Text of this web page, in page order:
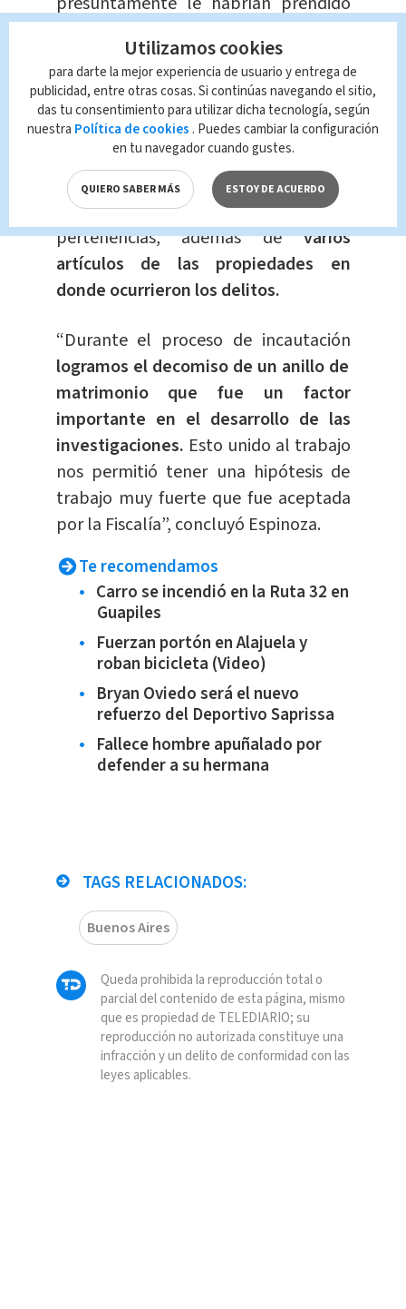
fuego a dos de los cuerpos y ocultado
con plásticos los otros cuatro
cadáveres.
Según la hipótesis policial, al parecer
el móvil de estos asesinatos serían el
robo, debido a que en los tres hechos
las víctimas fueron despojadas de sus
pertenencias, además devarios
artículos de las propiedades en
donde ocurrieron los delitos.
“Durante el proceso de incautación
logramos el decomiso de un anillo de
matrimonio que fue un factor
importante en el desarrollo de las
investigaciones. Esto unido al trabajo
nos permitió tener una hipótesis de
trabajo muy fuerte que fue aceptada
por la Fiscalía”, concluyó Espinoza.
Te recomendamos
Carro se incendió en la Ruta 32 en
Guapiles
Fuerzan portón en Alajuela y
roban bicicleta (Video)
Bryan Oviedo será el nuevo
refuerzo del Deportivo Saprissa
Fallece hombre apuñalado por
defender a su hermana
TAGS RELACIONADOS:
Buenos Aires
Queda prohibida la reproducción total o
parcial del contenido de esta página, mismo
que es propiedad de TELEDIARIO; su
reproducción no autorizada constituye una
infracción y un delito de conformidad con las
leyes aplicables.
Utilizamos cookies
para darte la mejor experiencia de usuario y entrega de
publicidad, entre otras cosas. Si continúas navegando el sitio,
das tu consentimiento para utilizar dicha tecnología, según
nuestra Política de cookies . Puedes cambiar la configuración
en tu navegador cuando gustes.
QUIERO SABER MÁS ESTOY DE ACUERDO